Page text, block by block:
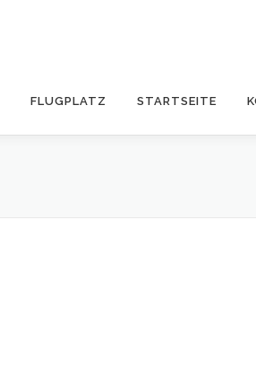
FLUGPLATZ STARTSEITE